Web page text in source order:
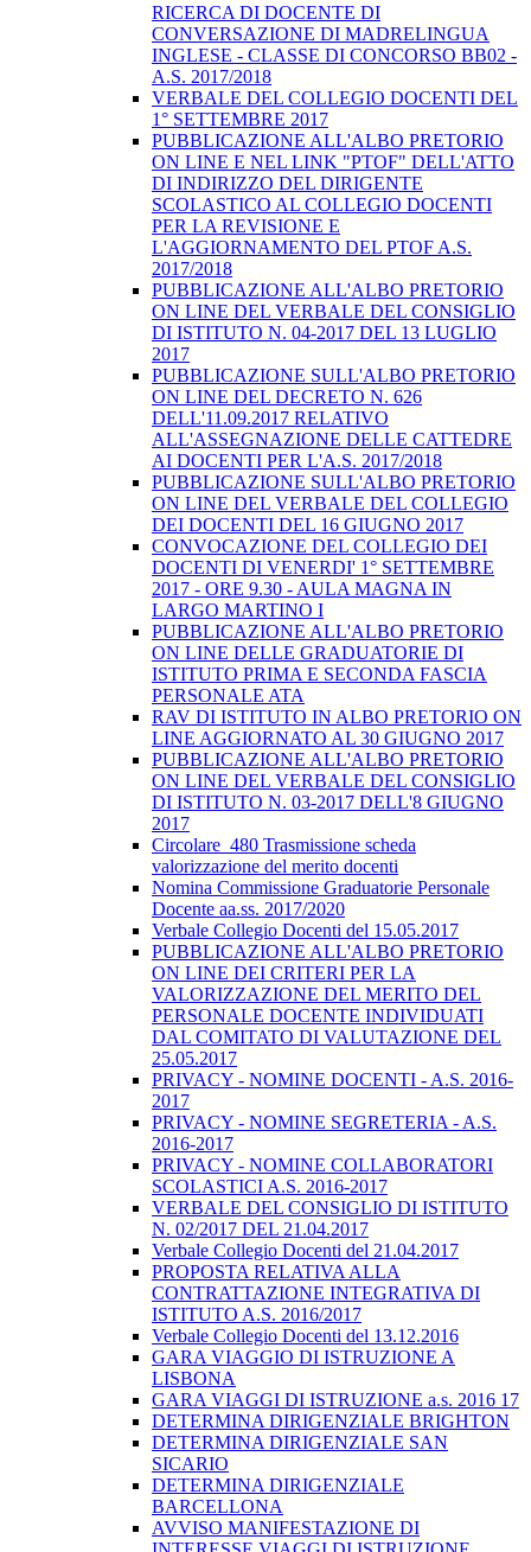
RICERCA DI DOCENTE DI
CONVERSAZIONE DI MADRELINGUA
INGLESE - CLASSE DI CONCORSO BB02 -
A.S. 2017/2018
VERBALE DEL COLLEGIO DOCENTI DEL
1° SETTEMBRE 2017
PUBBLICAZIONE ALL'ALBO PRETORIO
ON LINE E NEL LINK "PTOF" DELL'ATTO
DI INDIRIZZO DEL DIRIGENTE
SCOLASTICO AL COLLEGIO DOCENTI
PER LA REVISIONE E
L'AGGIORNAMENTO DEL PTOF A.S.
2017/2018
PUBBLICAZIONE ALL'ALBO PRETORIO
ON LINE DEL VERBALE DEL CONSIGLIO
DI ISTITUTO N. 04-2017 DEL 13 LUGLIO
2017
PUBBLICAZIONE SULL'ALBO PRETORIO
ON LINE DEL DECRETO N. 626
DELL'11.09.2017 RELATIVO
ALL'ASSEGNAZIONE DELLE CATTEDRE
AI DOCENTI PER L'A.S. 2017/2018
PUBBLICAZIONE SULL'ALBO PRETORIO
ON LINE DEL VERBALE DEL COLLEGIO
DEI DOCENTI DEL 16 GIUGNO 2017
CONVOCAZIONE DEL COLLEGIO DEI
DOCENTI DI VENERDI' 1° SETTEMBRE
2017 - ORE 9.30 - AULA MAGNA IN
LARGO MARTINO I
PUBBLICAZIONE ALL'ALBO PRETORIO
ON LINE DELLE GRADUATORIE DI
ISTITUTO PRIMA E SECONDA FASCIA
PERSONALE ATA
RAV DI ISTITUTO IN ALBO PRETORIO ON
LINE AGGIORNATO AL 30 GIUGNO 2017
PUBBLICAZIONE ALL'ALBO PRETORIO
ON LINE DEL VERBALE DEL CONSIGLIO
DI ISTITUTO N. 03-2017 DELL'8 GIUGNO
2017
Circolare_480 Trasmissione scheda
valorizzazione del merito docenti
Nomina Commissione Graduatorie Personale
Docente aa.ss. 2017/2020
Verbale Collegio Docenti del 15.05.2017
PUBBLICAZIONE ALL'ALBO PRETORIO
ON LINE DEI CRITERI PER LA
VALORIZZAZIONE DEL MERITO DEL
PERSONALE DOCENTE INDIVIDUATI
DAL COMITATO DI VALUTAZIONE DEL
25.05.2017
PRIVACY - NOMINE DOCENTI - A.S. 2016-
2017
PRIVACY - NOMINE SEGRETERIA - A.S.
2016-2017
PRIVACY - NOMINE COLLABORATORI
SCOLASTICI A.S. 2016-2017
VERBALE DEL CONSIGLIO DI ISTITUTO
N. 02/2017 DEL 21.04.2017
Verbale Collegio Docenti del 21.04.2017
PROPOSTA RELATIVA ALLA
CONTRATTAZIONE INTEGRATIVA DI
ISTITUTO A.S. 2016/2017
Verbale Collegio Docenti del 13.12.2016
GARA VIAGGIO DI ISTRUZIONE A
LISBONA
GARA VIAGGI DI ISTRUZIONE a.s. 2016 17
DETERMINA DIRIGENZIALE BRIGHTON
DETERMINA DIRIGENZIALE SAN
SICARIO
DETERMINA DIRIGENZIALE
BARCELLONA
AVVISO MANIFESTAZIONE DI